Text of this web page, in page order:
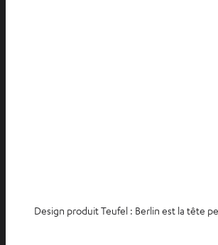
Design produit Teufel : Berlin est la tête